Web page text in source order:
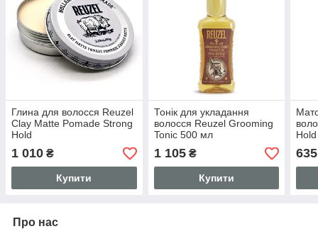
Глина для волосся Reuzel
Clay Matte Pomade Strong
Hold
1 010 ₴
Купити
Тонік для укладання
волосся Reuzel Grooming
Tonic 500 мл
1 105₴
Купити
635
Про нас